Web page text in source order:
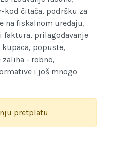
kod čitača, podršku za
na fiskalnom uređaju,
faktura, prilagođavanje
popuste,
- robno,
i još mnogo
pretplatu